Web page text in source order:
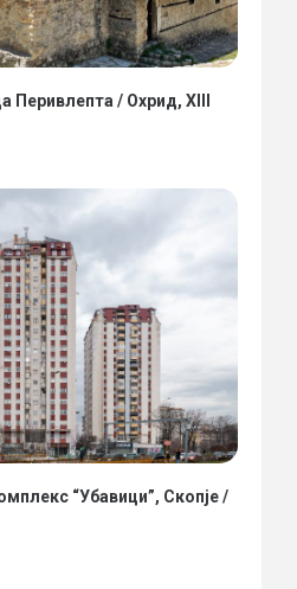
Перивлепта / Охрид, XIII
“Убавици”, Скопје /